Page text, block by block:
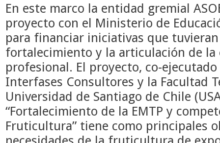
En este marco la entidad gremial
proyecto con el Ministerio de
para financiar iniciativas que
fortalecimiento y la articulación de la
profesional. El proyecto, co-
Interfases Consultores y la Facultad
Universidad de Santiago de Chile
“Fortalecimiento de la EMTP y
Fruticultura” tiene como principales